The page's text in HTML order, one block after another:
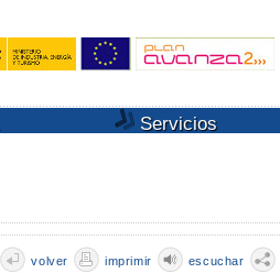
Servicios
escuchar
imprimir
volver